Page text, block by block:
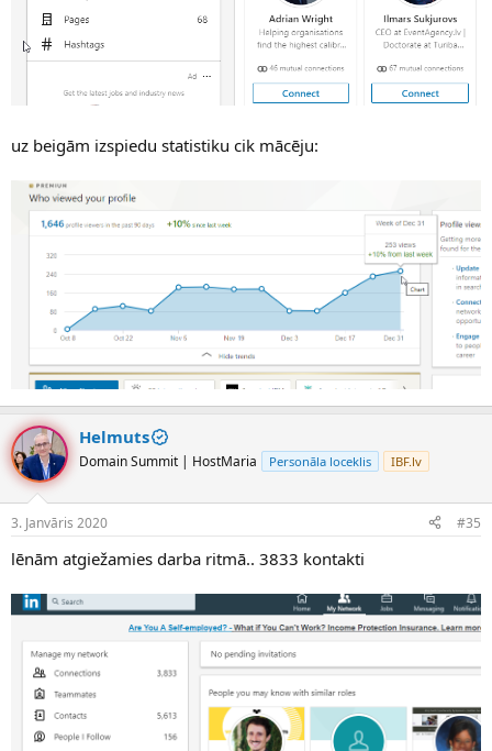
uz beigām izspiedu statistiku cik mācēju:
Helmuts
Domain Summit | HostMaria Personāla loceklis IBF.lv
3. Janvāris 2020 #35
lēnām atgiežamies darba ritmā.. 3833 kontakti